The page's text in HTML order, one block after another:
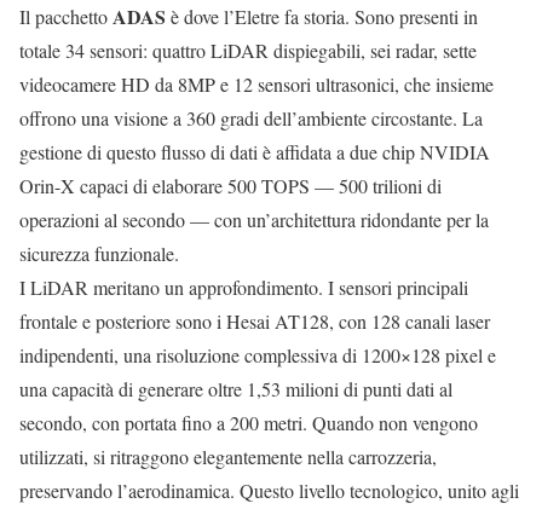
Il pacchettoADAS è dove l’Eletre fa storia. Sono presenti in
totale 34 sensori: quattro LiDAR dispiegabili, sei radar, sette
videocamere HD da 8MP e 12 sensori ultrasonici, che insieme
offrono una visione a 360 gradi dell’ambiente circostante. La
gestione di questo flusso di dati è affidata a due chip NVIDIA
Orin-X capaci di elaborare 500 TOPS — 500 trilioni di
operazioni al secondo — con un’architettura ridondante per la
sicurezza funzionale.
I LiDAR meritano un approfondimento. I sensori principali
frontale e posteriore sono i Hesai AT128, con 128 canali laser
indipendenti, una risoluzione complessiva di 1200×128 pixel e
una capacità di generare oltre 1,53 milioni di punti dati al
secondo, con portata fino a 200 metri. Quando non vengono
utilizzati, si ritraggono elegantemente nella carrozzeria,
preservando l’aerodinamica. Questo livello tecnologico, unito agli